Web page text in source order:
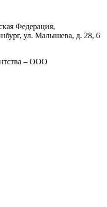
Федерация,
, ул. Малышева, д. 28, 6
– ООО